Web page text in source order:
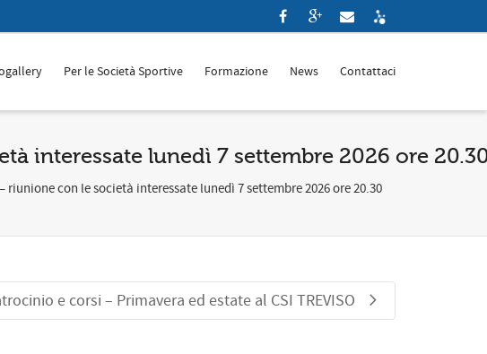
Per le Società Sportive Formazione News Contattaci
interessate lunedì 7 settembre 2026 ore
con le società interessate lunedì 7 settembre 2026 ore 20.30
e corsi – Primavera ed estate al CSI TREVISO